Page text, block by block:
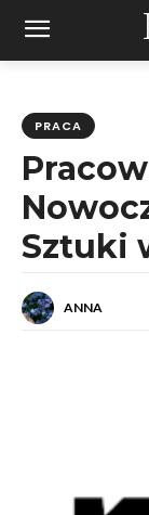
PRACA
Sztuki
ANNA